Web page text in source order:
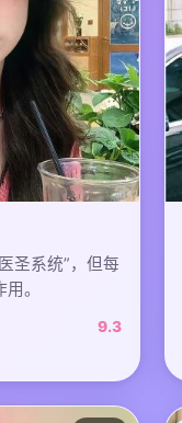
圣系统”，但每
。
9.3